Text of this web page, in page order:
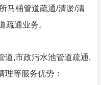
马桶管道疏通/清淤/清
疏通业务。
道,市政污水池管道疏通,
理等服务优势：